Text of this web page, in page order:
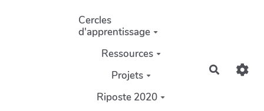
Aller au contenu principal
Cercles
d'apprentissage
Ressources
Projets
Riposte 2020